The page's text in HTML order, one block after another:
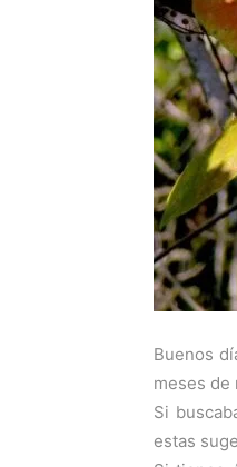
Buenos
meses de
Si
estas